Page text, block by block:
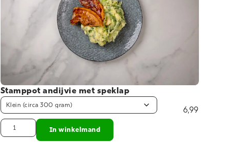
Stamppot andijvie met speklap
6,99
In winkelmand